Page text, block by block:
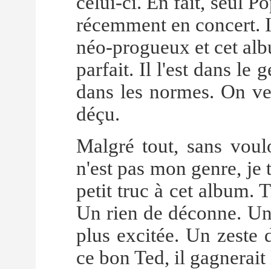
récemment en concert.
néo-progueux et cet
parfait. Il l'est dans le
dans les normes. On
déçu.
Malgré tout, sans
n'est pas mon genre,
petit truc à cet album.
Un rien de déconne.
plus excitée. Un zeste
ce bon Ted, il